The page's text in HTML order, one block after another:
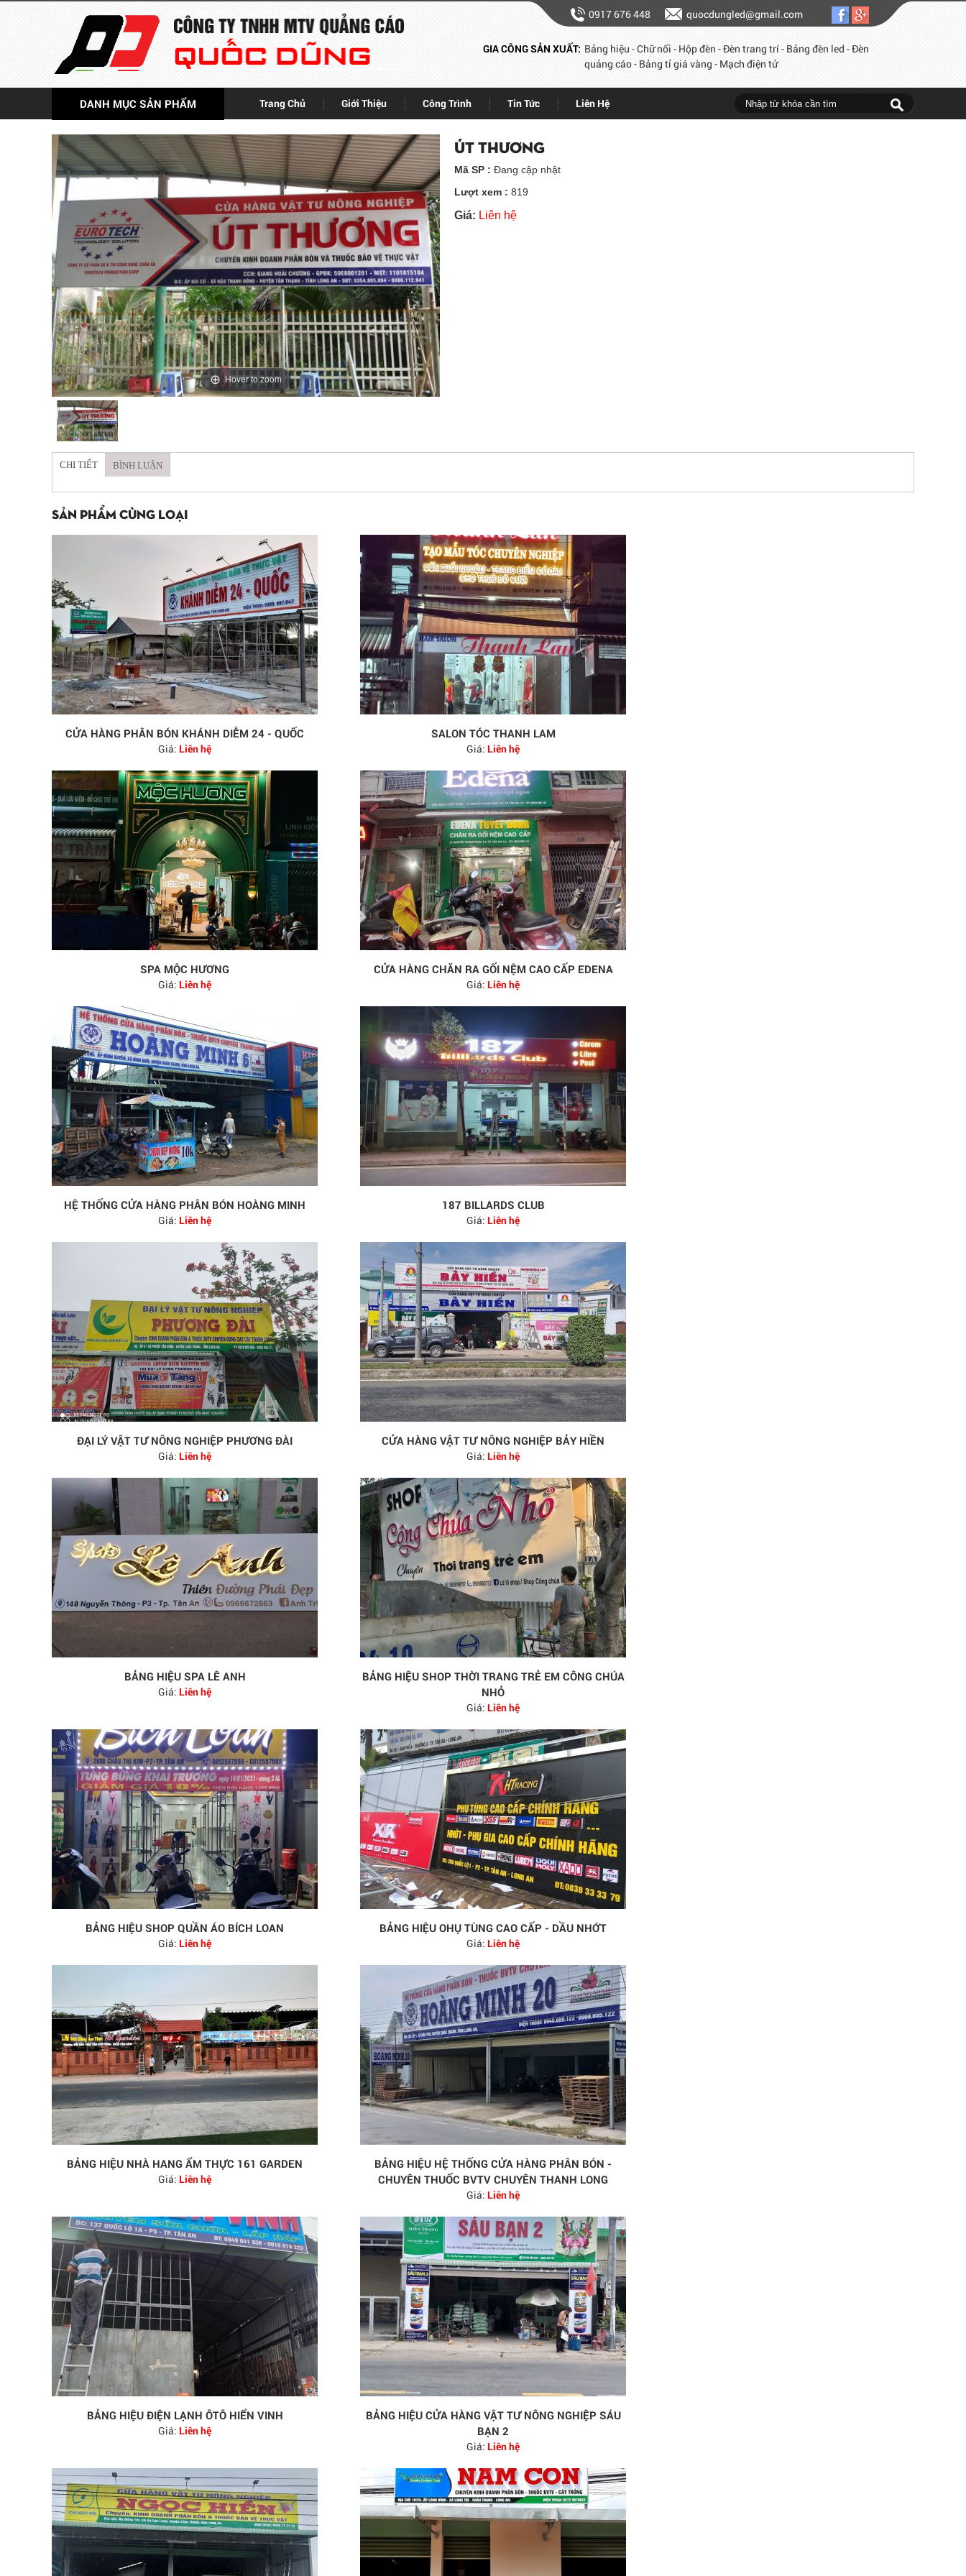
GIA CÔNG SẢN XUẤT: Bảng hiệu - Chữ nổi - Hộp đèn - Đèn trang trí - Bảng đèn led - Đèn
quảng cáo - Bảng tỉ giá vàng - Mạch điện tử
0917 676 448 quocdungled@gmail.com
DANH MỤC SẢN PHẨM Trang Chủ Giới Thiệu Công Trình Tin Tức Liên Hệ
Hover to zoom
ÚT THƯƠNG
Mã SP : Đang cập nhật
Lượt xem : 819
Giá: Liên hệ
CHI TIẾT BÌNH LUẬN
SẢN PHẨM CÙNG LOẠI
CỬA HÀNG PHÂN BÓN KHÁNH DIỄM 24 - QUỐC
Giá: Liên hệ
SALON TÓC THANH LAM
Giá: Liên hệ
SPA MỘC HƯƠNG
Giá: Liên hệ
CỬA HÀNG CHĂN RA GỐI NỆM CAO CẤP EDENA
Giá: Liên hệ
HỆ THỐNG CỬA HÀNG PHÂN BÓN HOÀNG MINH
Giá: Liên hệ
187 BILLARDS CLUB
Giá: Liên hệ
ĐẠI LÝ VẬT TƯ NÔNG NGHIỆP PHƯƠNG ĐÀI
Giá: Liên hệ
CỬA HÀNG VẬT TƯ NÔNG NGHIỆP BẢY HIỀN
Giá: Liên hệ
BẢNG HIỆU SPA LÊ ANH
Giá: Liên hệ
BẢNG HIỆU SHOP THỜI TRANG TRẺ EM CÔNG CHÚA
NHỎ
Giá: Liên hệ
BẢNG HIỆU SHOP QUẦN ÁO BÍCH LOAN
Giá: Liên hệ
BẢNG HIỆU OHỤ TÙNG CAO CẤP - DẦU NHỚT
Giá: Liên hệ
BẢNG HIỆU NHÀ HANG ẨM THỰC 161 GARDEN
Giá: Liên hệ
BẢNG HIỆU HỆ THỐNG CỬA HÀNG PHÂN BÓN -
CHUYÊN THUỐC BVTV CHUYÊN THANH LONG
Giá: Liên hệ
BẢNG HIỆU ĐIỆN LẠNH ÔTÔ HIỂN VINH
Giá: Liên hệ
BẢNG HIỆU CỬA HÀNG VẬT TƯ NÔNG NGHIỆP SÁU
BẠN 2
Giá: Liên hệ